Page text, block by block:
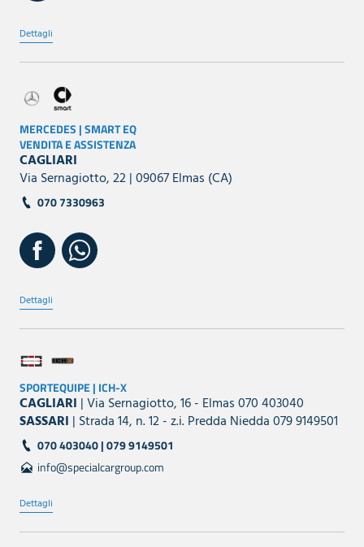
Dettagli
MERCEDES | SMART EQ
VENDITA E ASSISTENZA
CAGLIARI
Via Sernagiotto, 22 | 09067 Elmas (CA)
070 7330963
Dettagli
SPORTEQUIPE | ICH-X
CAGLIARI | Via Sernagiotto, 16 - Elmas 070 403040
SASSARI | Strada 14, n. 12 - z.i. Predda Niedda 079 9149501
070 403040 | 079 9149501
info@specialcargroup.com
Dettagli